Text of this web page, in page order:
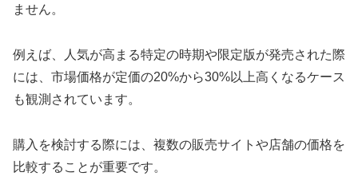
ません。
例えば、人気が高まる特定の時期や限定版が発売された際
には、市場価格が定価の20%から30%以上高くなるケース
も観測されています。
購入を検討する際には、複数の販売サイトや店舗の価格を
比較することが重要です。